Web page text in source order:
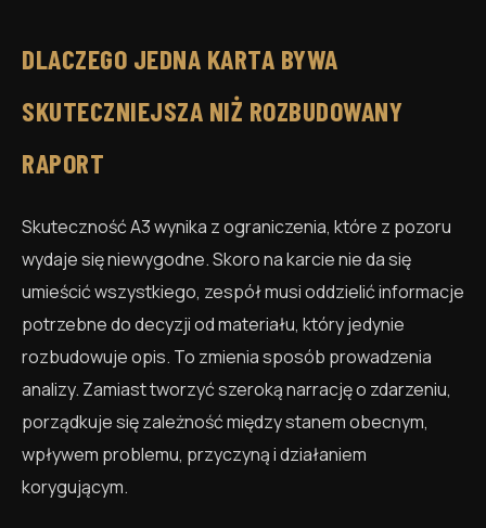
DLACZEGO JEDNA KARTA BYWA
SKUTECZNIEJSZA NIŻ ROZBUDOWANY
RAPORT
Skuteczność A3 wynika z ograniczenia, które z pozoru
wydaje się niewygodne. Skoro na karcie nie da się
umieścić wszystkiego, zespół musi oddzielić informacje
potrzebne do decyzji od materiału, który jedynie
rozbudowuje opis. To zmienia sposób prowadzenia
analizy. Zamiast tworzyć szeroką narrację o zdarzeniu,
porządkuje się zależność między stanem obecnym,
wpływem problemu, przyczyną i działaniem
korygującym.